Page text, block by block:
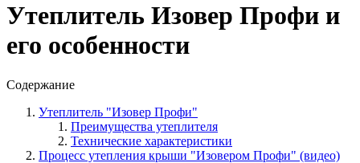
Утеплитель Изовер Профи и
его особенности
Содержание
Утеплитель "Изовер Профи"
Преимущества утеплителя
Технические характеристики
Процесс утепления крыши "Изовером Профи" (видео)